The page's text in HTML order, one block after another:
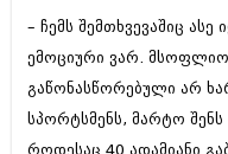
– ჩემს შემთხვევაშიც
ემოციური ვარ.
გაწონასწორებული არ
სპორტსმენს, მარტო შენს
როდესაც 40 ადამიანი